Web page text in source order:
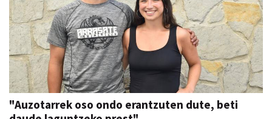
"Auzotarrek oso ondo erantzuten dute, beti
daude laguntzeko prest"
SORABILLAKO JAIAK 2026